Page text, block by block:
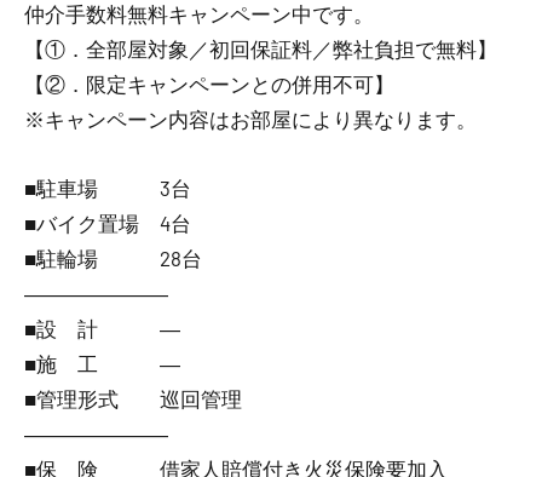
仲介手数料無料キャンペーン中です。
【①．全部屋対象／初回保証料／弊社負担で無料】
【②．限定キャンペーンとの併用不可】
※キャンペーン内容はお部屋により異なります。
■駐車場 3台
■バイク置場 4台
■駐輪場 28台
―――――――
■設 計 ―
■施 工 ―
■管理形式 巡回管理
―――――――
■保 険 借家人賠償付き火災保険要加入